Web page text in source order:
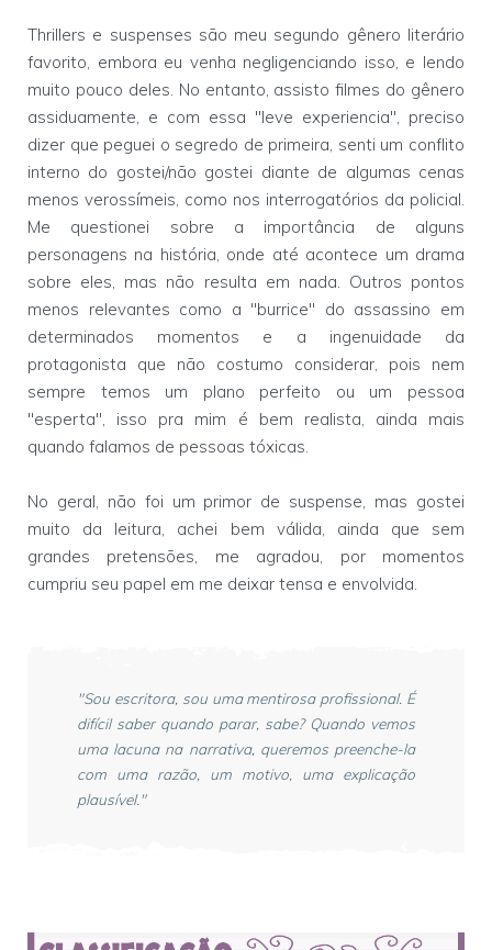
Thrillers e suspenses são meu segundo gênero literário
favorito, embora eu venha negligenciando isso, e lendo
muito pouco deles. No entanto, assisto filmes do gênero
assiduamente, e com essa "leve experiencia", preciso
dizer que peguei o segredo de primeira, senti um conflito
interno do gostei/não gostei diante de algumas cenas
menos verossímeis, como nos interrogatórios da policial.
Me questionei sobre a importância de alguns
personagens na história, onde até acontece um drama
sobre eles, mas não resulta em nada. Outros pontos
menos relevantes como a "burrice" do assassino em
determinados momentos e a ingenuidade da
protagonista que não costumo considerar, pois nem
sempre temos um plano perfeito ou um pessoa
"esperta", isso pra mim é bem realista, ainda mais
quando falamos de pessoas tóxicas.
No geral, não foi um primor de suspense, mas gostei
muito da leitura, achei bem válida, ainda que sem
grandes pretensões, me agradou, por momentos
cumpriu seu papel em me deixar tensa e envolvida.
"Sou escritora, sou uma mentirosa profissional. É
difícil saber quando parar, sabe? Quando vemos
uma lacuna na narrativa, queremos preenche-la
com uma razão, um motivo, uma explicação
plausível."